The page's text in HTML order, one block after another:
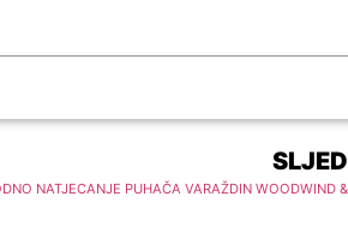
NATJECANJE PUHAČA VARAŽDIN WOODWIND